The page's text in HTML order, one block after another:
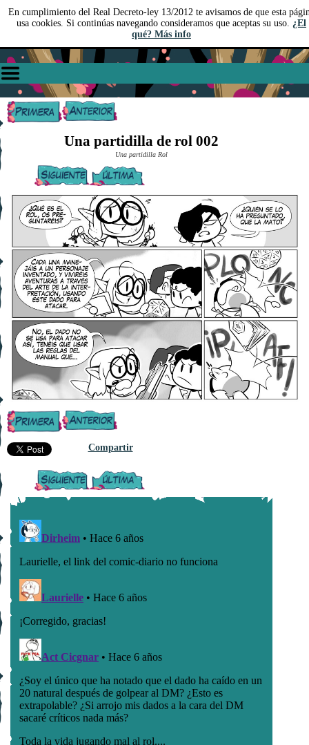
En cumplimiento del Real Decreto-ley 13/2012 te avisamos de que esta
usa cookies. Si continúas navegando consideramos que aceptas su uso. ¿El
qué? Más info
Una partidilla de rol 002
Una partidilla Rol
Compartir